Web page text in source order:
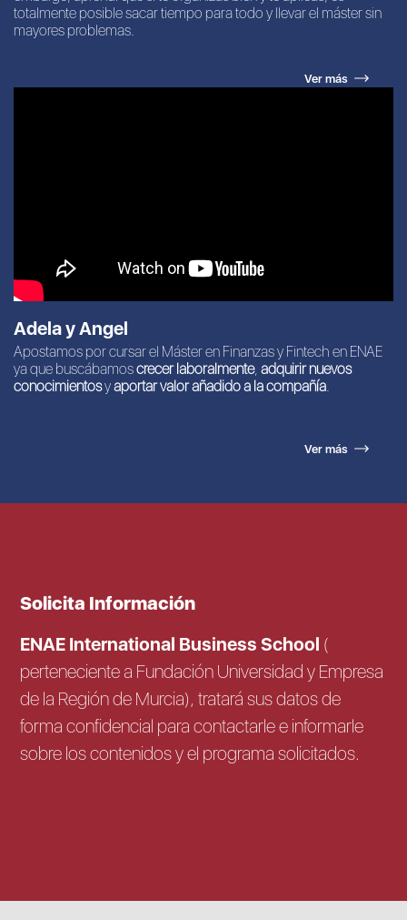
totalmente posible sacar tiempo para todo y llevar el máster sin
mayores problemas.
Ver más
Adela y Angel
Apostamos por cursar el Máster en Finanzas y Fintech en ENAE
ya que buscábamoscrecer laboralmente, adquirir nuevos
conocimientosyaportar valor añadido a la compañía.
Ver más
Solicita Información
ENAE International Business School (
perteneciente a Fundación Universidad y Empresa
de la Región de Murcia), tratará sus datos de
forma confidencial para contactarle e informarle
sobre los contenidos y el programa solicitados.